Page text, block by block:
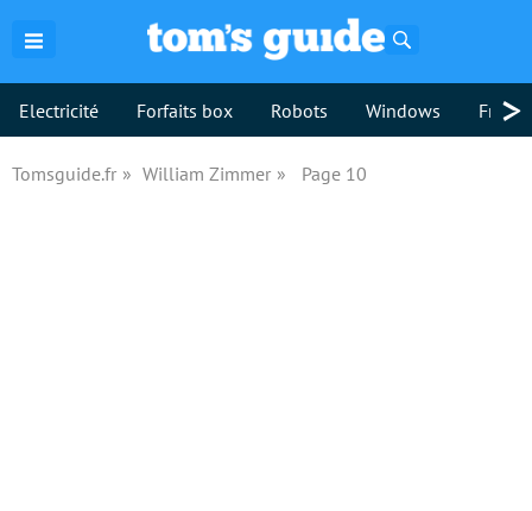
Electricité Forfaits box Robots Windows >
Tomsguide.fr William Zimmer Page 10